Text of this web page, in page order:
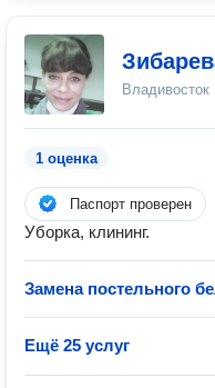
Владивосток
1 оценка
Паспорт проверен
Уборка, клининг.
Замена постельного
Ещё 25 услуг